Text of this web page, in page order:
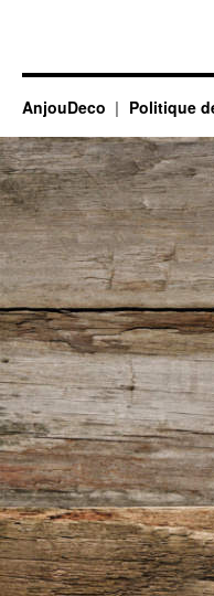
AnjouDeco Politique